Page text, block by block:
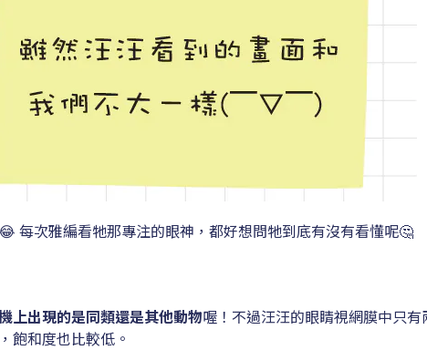
每次雅編看牠那專注的眼神，都好想問牠到底有沒有看懂呢🤔
上出現的是同類還是其他動物喔！不過汪汪的眼睛視網膜中只
飽和度也比較低。